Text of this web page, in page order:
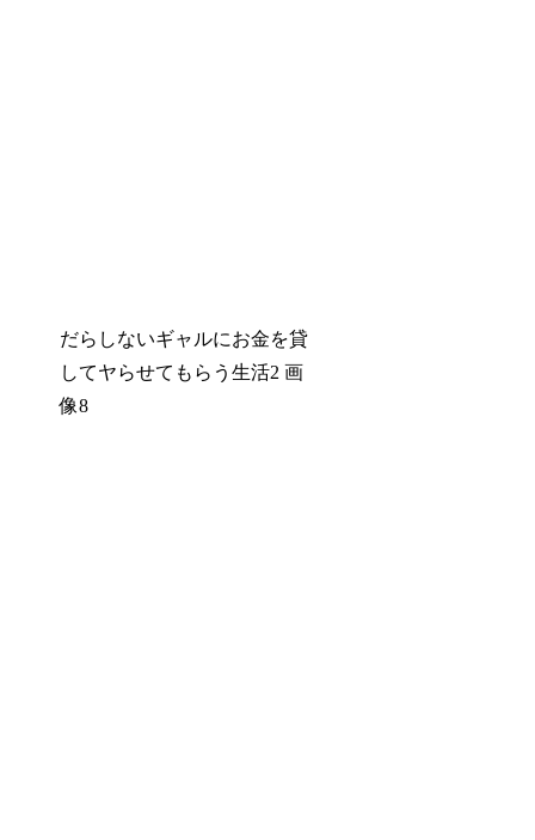
だらしないギャルにお金を貸
してヤらせてもらう生活2 画
像8